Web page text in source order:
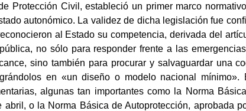
Protección Civil, estableció un primer marco
autonómico. La validez de dicha legislación fue
al Estado su competencia, derivada del
no sólo para responder frente a las
sino también para procurar y salvaguardar una
en «un diseño o modelo nacional
algunas tan importantes como la Norma
abril, o la Norma Básica de Autoprotección, aprobada